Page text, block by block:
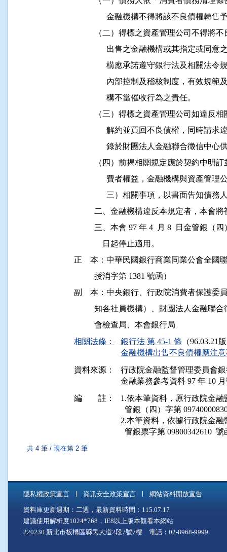
金融機構不得將該不良債權轉
（二）得標之資產管理公司不得
出售之金融機構或其指定或
構應承諾遵守銀行法及相關
內部控制及稽核制度，有效
                構不當催收行為之責任。
（三）得標之資產管理公司如違
解約並買回不良債權，同時
錄於財團法人金融聯合徵信中
（四）前揭相關規定應於契約中
費者權益，金融機構與資產
三）相關事項，以書面告知債務
二、金融機構違反本規定者，本
三、本會 97 年 4  月 8  日金管銀
              日起停止適用。
正    本：中華民國銀行商業同業公會全國
          授消字第 1381 號函）
副    本：中央銀行、行政院消費者保護委
知各社員機構）、財團法人金融
相關法條：
銀行法 第 45-1 條 （96.03.21
金融機構出售不良債權應注
資料來源：
行政院金融監督管理委員會
金融業務參考資料 97 年 10
編 註：
1.依本筆資料，原行政院金融
管銀（四）字第
2.本筆資料，依據行政院金融
共 4 筆 / 現在第 2 筆
隱私權政策宣言 資訊安全政策宣言 網站資料開放宣告
資料庫更新週期：二週，最新資料時間：115.07.17
建議使用解析度1024*768，IE8以上版本觀看本網站
220230 新北市板橋區縣民大道2段7號7樓 電話：02-8968-9999